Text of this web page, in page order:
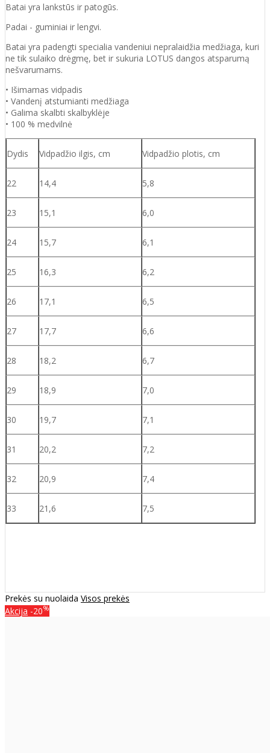
Batai yra lankstūs ir patogūs.
Padai - guminiai ir lengvi.
Batai yra padengti specialia vandeniui nepralaidžia medžiaga, kuri
ne tik sulaiko drėgmę, bet ir sukuria LOTUS dangos atsparumą
nešvarumams.
• Išimamas vidpadis
• Vandenį atstumianti medžiaga
• Galima skalbti skalbyklėje
• 100 % medvilnė
Dydis Vidpadžio ilgis, cm Vidpadžio plotis, cm
22 14,4 5,8
23 15,1 6,0
24 15,7 6,1
25 16,3 6,2
26 17,1 6,5
27 17,7 6,6
28 18,2 6,7
29 18,9 7,0
30 19,7 7,1
31 20,2 7,2
32 20,9 7,4
33 21,6 7,5
Prekės su nuolaida Visos prekės
Akcija -20%